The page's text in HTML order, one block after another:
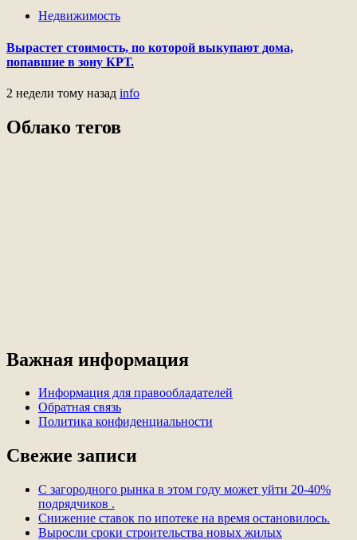
Недвижимость
Вырастет стоимость, по которой выкупают дома,
попавшие в зону КРТ.
2 недели тому назад info
Облако тегов
Важная информация
Информация для правообладателей
Обратная связь
Политика конфиденциальности
Свежие записи
С загородного рынка в этом году может уйти 20-40%
подрядчиков .
Снижение ставок по ипотеке на время остановилось.
Выросли сроки строительства новых жилых